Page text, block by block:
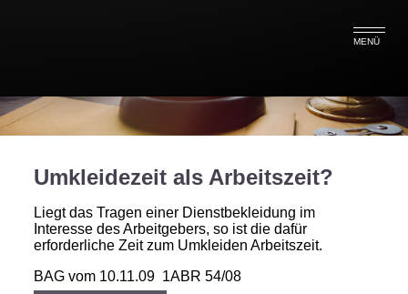
MENÜ
Umkleidezeit als Arbeitszeit?
Liegt das Tragen einer Dienstbekleidung im
Interesse des Arbeitgebers, so ist die dafür
erforderliche Zeit zum Umkleiden Arbeitszeit.
BAG vom 10.11.09 1ABR 54/08